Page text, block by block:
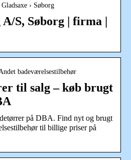
› Søborg
S, Søborg | firma |
badeværelsestilbehør
til salg – køb brugt
på DBA. Find nyt og brugt
til billige priser på